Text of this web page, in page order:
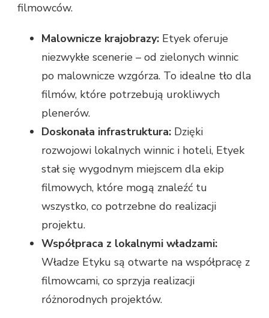
filmowców.
Malownicze krajobrazy: Etyek oferuje
niezwykłe scenerie – od zielonych winnic
po malownicze wzgórza. To idealne tło dla
filmów, które potrzebują urokliwych
plenerów.
Doskonała infrastruktura: Dzięki
rozwojowi lokalnych winnic i hoteli, Etyek
stał się wygodnym miejscem dla ekip
filmowych, które mogą znaleźć tu
wszystko, co potrzebne do realizacji
projektu.
Współpraca z lokalnymi władzami:
Władze Etyku są otwarte na współpracę z
filmowcami, co sprzyja realizacji
różnorodnych projektów.